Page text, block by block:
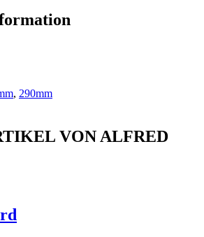
, 290mm
VON ALFRED